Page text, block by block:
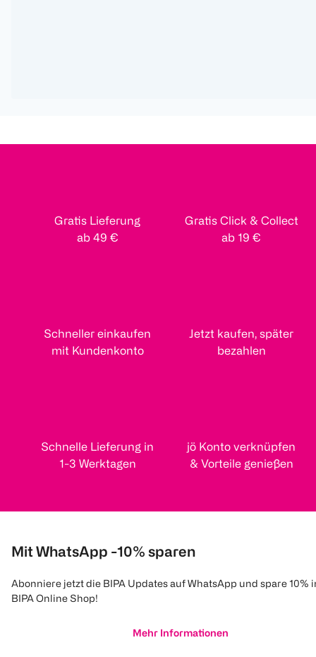
Gratis Lieferung
ab 49 €
Gratis Click & Collect
ab 19 €
Schneller einkaufen
mit Kundenkonto
Jetzt kaufen, später
bezahlen
Schnelle Lieferung in
1-3 Werktagen
jö Konto verknüpfen
& Vorteile genießen
Mit WhatsApp -10% sparen
Abonniere jetzt die BIPA Updates auf WhatsApp und spare 10%
BIPA Online Shop!
Mehr Informationen